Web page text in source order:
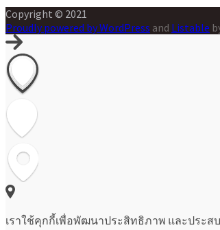
Copyright © 2021
Proudly powered by WordPress and Listable
เราใช้คุกกี้เพื่อพัฒนาประสิทธิภาพ และประ